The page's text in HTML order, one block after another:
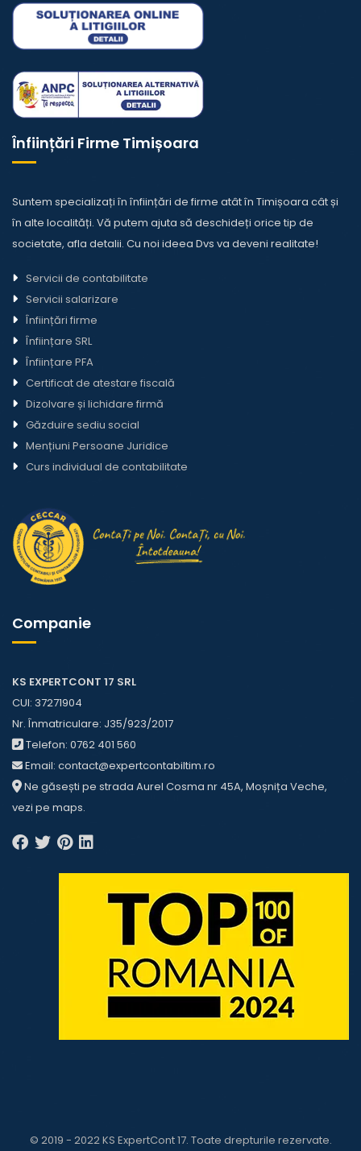
Înființări Firme Timișoara
Suntem specializați în înființări de firme atât în Timișoara cât și
în alte localități. Vă putem ajuta să deschideți orice tip de
societate, afla detalii. Cu noi ideea Dvs va deveni realitate!
Servicii de contabilitate
Servicii salarizare
Înființări firme
Înființare SRL
Înființare PFA
Certificat de atestare fiscală
Dizolvare și lichidare firmă
Găzduire sediu social
Mențiuni Persoane Juridice
Curs individual de contabilitate
Companie
KS EXPERTCONT 17 SRL
CUI: 37271904
Nr. Înmatriculare: J35/923/2017
Telefon: 0762 401 560
Email: contact@expertcontabiltim.ro
Ne găsești pe strada Aurel Cosma nr 45A, Moșnița Veche,
vezi pe maps.
© 2019 - 2022 KS ExpertCont 17. Toate drepturile rezervate.